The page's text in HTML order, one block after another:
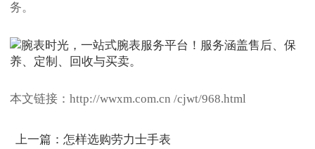
务。
本文链接：http://wwxm.com.cn /cjwt/968.html
上一篇：怎样选购劳力士手表